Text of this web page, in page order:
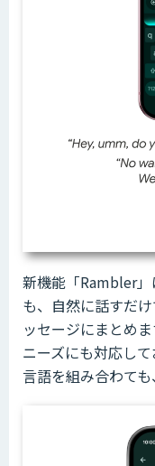
新機能「Rambler
も、自然に話すだ
ッセージにまとめ
ニーズにも対応し
言語を組み合わても